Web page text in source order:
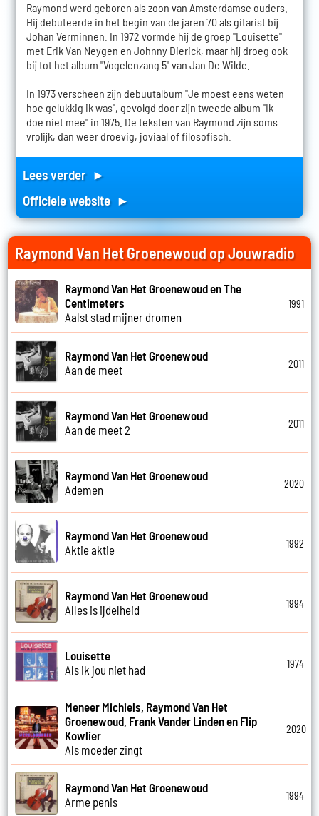
Raymond werd geboren als zoon van Amsterdamse ouders.
Hij debuteerde in het begin van de jaren 70 als gitarist bij
Johan Verminnen. In 1972 vormde hij de groep "Louisette"
met Erik Van Neygen en Johnny Dierick, maar hij droeg ook
bij tot het album "Vogelenzang 5" van Jan De Wilde.
In 1973 verscheen zijn debuutalbum "Je moest eens weten
hoe gelukkig ik was", gevolgd door zijn tweede album "Ik
doe niet mee" in 1975. De teksten van Raymond zijn soms
vrolijk, dan weer droevig, joviaal of filosofisch.
Lees verder ►
Officiele website ►
Raymond Van Het Groenewoud op Jouwradio
Raymond Van Het Groenewoud en The
Centimeters
Aalst stad mijner dromen
1991
Raymond Van Het Groenewoud
Aan de meet
2011
Raymond Van Het Groenewoud
Aan de meet 2
2011
Raymond Van Het Groenewoud
Ademen
2020
Raymond Van Het Groenewoud
Aktie aktie
1992
Raymond Van Het Groenewoud
Alles is ijdelheid
1994
Louisette
Als ik jou niet had
1974
Meneer Michiels, Raymond Van Het
Groenewoud, Frank Vander Linden en Flip
Kowlier
Als moeder zingt
2020
Raymond Van Het Groenewoud
Arme penis
1994